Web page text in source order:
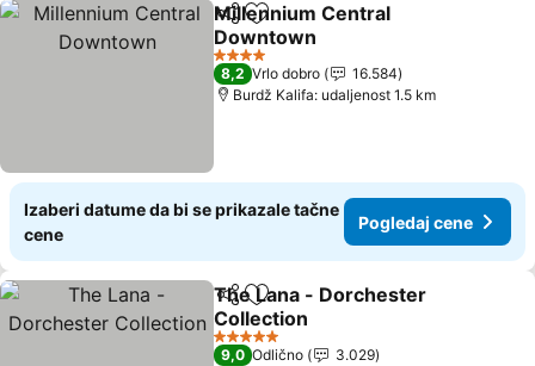
Deli Dodati u favorite
Millennium Central
Downtown
Pogledaj cene
4 Zvezdice
8,2 Vrlo dobro
16.584
Burdž Kalifa: udaljenost 1.5 km
Izaberi datume da bi se prikazale tačne
cene
Pogledaj cene
Deli Dodati u favorite
The Lana - Dorchester
Collection
Pogledaj cene
5 Zvezdice
9,0 Odlično
3.029